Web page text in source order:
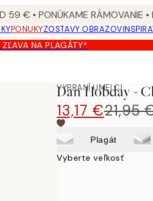
59 € • PONÚKAME RÁMOVANIE
PONUKYZOSTAVY OBRAZOV
NA PLAGÁTY*
VYBRANÍ UMELCI
Dan Hobday -
13,17 €21,95
Plagát
Vyberte veľkosť